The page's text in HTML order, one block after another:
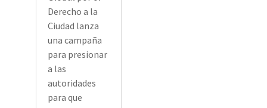
Derecho a la
Ciudad lanza
una campaña
para presionar
a las
autoridades
para que